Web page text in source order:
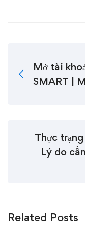
Mở tài
SMART |
Thực
Lý do
Related Posts